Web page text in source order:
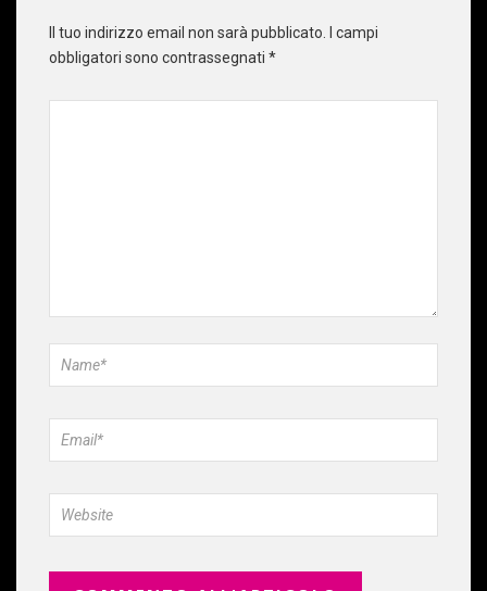
Il tuo indirizzo email non sarà pubblicato. I campi
obbligatori sono contrassegnati *